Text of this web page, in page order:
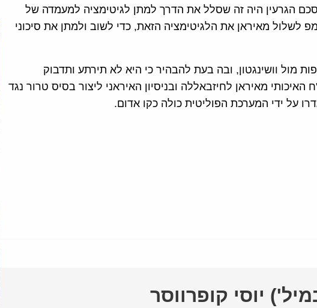
הגרעין היה זה שסלל את הדרך למתן לגיטימציה למעמדה של
לשלול מאיראן את הלגיטימציה הזאת, כדי לשוב ולמתן את סיכוני
מול וושינגטון, ובה בעת להבהיר כי היא לא תירתע ותדבוק
מאיראן לחיזבאללה ובניסיון האיראני ליצור בסיס טרור נגד
על ידי המערכת הפוליטית כולה כקו אדום.
יוסי קופרווסר